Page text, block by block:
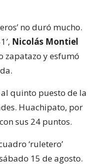
no duró mucho.
Nicolás Montiel
zapatazo y esfumó
quinto puesto de la
Huachipato, por
sus 24 puntos.
‘ruletero’
15 de agosto.